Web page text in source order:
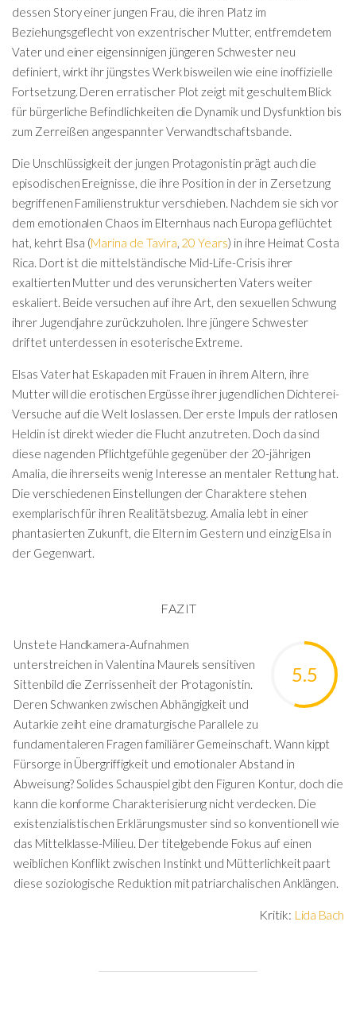
dessen Story einer jungen Frau, die ihren Platz im
Beziehungsgeflecht von exzentrischer Mutter, entfremdetem
Vater und einer eigensinnigen jüngeren Schwester neu
definiert, wirkt ihr jüngstes Werk bisweilen wie eine inoffizielle
Fortsetzung. Deren erratischer Plot zeigt mit geschultem Blick
für bürgerliche Befindlichkeiten die Dynamik und Dysfunktion bis
zum Zerreißen angespannter Verwandtschaftsbande.
Die Unschlüssigkeit der jungen Protagonistin prägt auch die
episodischen Ereignisse, die ihre Position in der in Zersetzung
begriffenen Familienstruktur verschieben. Nachdem sie sich vor
dem emotionalen Chaos im Elternhaus nach Europa geflüchtet
hat, kehrt Elsa (Marina de Tavira 20 Years) in ihre Heimat Costa
Rica. Dort ist die mittelständische Mid-Life-Crisis ihrer
exaltierten Mutter und des verunsicherten Vaters weiter
eskaliert. Beide versuchen auf ihre Art, den sexuellen Schwung
ihrer Jugendjahre zurückzuholen. Ihre jüngere Schwester
driftet unterdessen in esoterische Extreme.
Elsas Vater hat Eskapaden mit Frauen in ihrem Altern, ihre
Mutter will die erotischen Ergüsse ihrer jugendlichen Dichterei-
Versuche auf die Welt loslassen. Der erste Impuls der ratlosen
Heldin ist direkt wieder die Flucht anzutreten. Doch da sind
diese nagenden Pflichtgefühle gegenüber der 20-jährigen
Amalia, die ihrerseits wenig Interesse an mentaler Rettung hat.
Die verschiedenen Einstellungen der Charaktere stehen
exemplarisch für ihren Realitätsbezug. Amalia lebt in einer
phantasierten Zukunft, die Eltern im Gestern und einzig Elsa in
der Gegenwart.
FAZIT
5.5
Unstete Handkamera-Aufnahmen
unterstreichen in Valentina Maurels sensitiven
Sittenbild die Zerrissenheit der Protagonistin.
Deren Schwanken zwischen Abhängigkeit und
Autarkie zeiht eine dramaturgische Parallele zu
fundamentaleren Fragen familiärer Gemeinschaft. Wann kippt
Fürsorge in Übergriffigkeit und emotionaler Abstand in
Abweisung? Solides Schauspiel gibt den Figuren Kontur, doch die
kann die konforme Charakterisierung nicht verdecken. Die
existenzialistischen Erklärungsmuster sind so konventionell wie
das Mittelklasse-Milieu. Der titelgebende Fokus auf einen
weiblichen Konflikt zwischen Instinkt und Mütterlichkeit paart
diese soziologische Reduktion mit patriarchalischen Anklängen.
Kritik: Lida Bach